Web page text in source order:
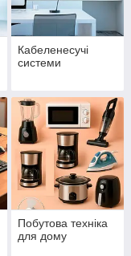
Кабеленесучі
системи
Побутова техніка
для дому